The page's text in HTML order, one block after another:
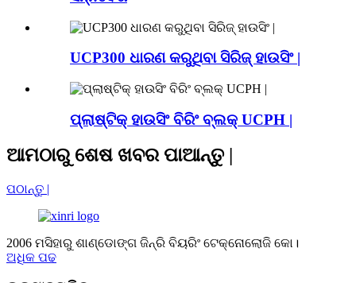
UCP300 ଧାରଣ କରୁଥିବା ସିରିଜ୍ ହାଉସିଂ |
ପ୍ଲାଷ୍ଟିକ୍ ହାଉସିଂ ବିରିଂ ବ୍ଲକ୍ UCPH |
ଆମଠାରୁ ଶେଷ ଖବର ପାଆନ୍ତୁ |
ପଠାନ୍ତୁ |
2006 ମସିହାରୁ ଶାଣ୍ଡୋଙ୍ଗ ଜିନ୍ରି ବିୟରିଂ ଟେକ୍ନୋଲୋଜି କୋ।
ଅଧିକ ପଢ